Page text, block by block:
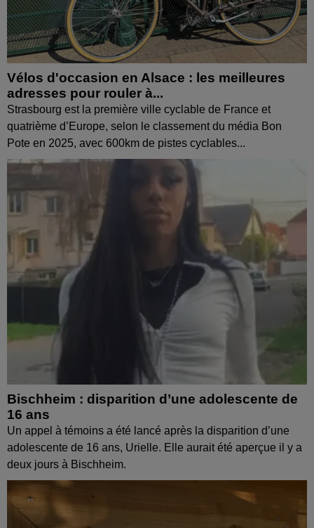
Vélos d'occasion en Alsace : les meilleures
adresses pour rouler à...
Strasbourg est la première ville cyclable de France et
quatrième d’Europe, selon le classement du média Bon
Pote en 2025, avec 600km de pistes cyclables...
Bischheim : disparition d’une adolescente de
16 ans
Un appel à témoins a été lancé après la disparition d’une
adolescente de 16 ans, Urielle. Elle aurait été aperçue il y a
deux jours à Bischheim.